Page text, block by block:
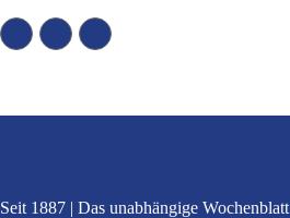
Seit 1887 Das unabhängige Wochenblatt